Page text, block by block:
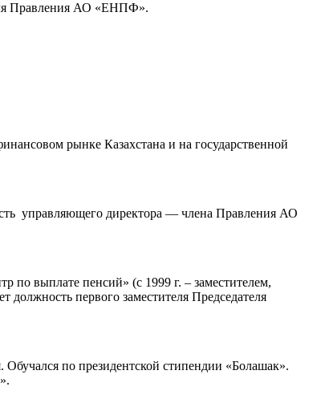
Правления АО «ЕНПФ».
рынке Казахстана и на государственной
управляющего директора — члена Правления АО
по выплате пенсий» (с 1999 г. – заместителем,
первого заместителя Председателя
по президентской стипендии «Болашак».